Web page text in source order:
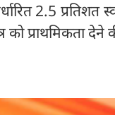
2.5
को प्राथमिकता